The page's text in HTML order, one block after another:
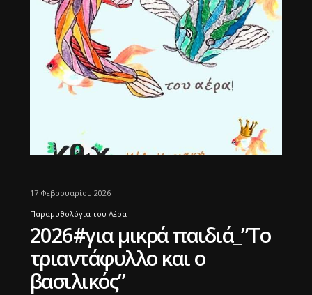
17 Φεβρουαρίου 2026
Παραμυθολόγια του Αέρα
2026#για μικρά παιδιά_”Το
τριαντάφυλλο και ο
βασιλικός”